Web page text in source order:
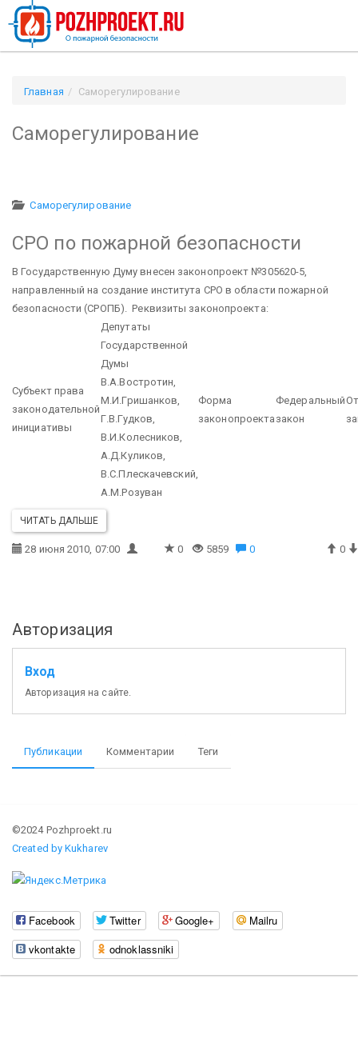
Главная Саморегулирование
Саморегулирование
Саморегулирование
СРО по пожарной безопасности
В Государственную Думу внесен законопроект №305620-5,
направленный на создание института СРО в области пожарной
безопасности (СРОПБ). Реквизиты законопроекта:
Субъект права
законодательной
инициативы
Депутаты
Государственной
Думы
В.А.Востротин,
М.И.Гришанков,
Г.В.Гудков,
В.И.Колесников,
А.Д.Куликов,
В.С.Плескачевский,
А.М.Розуван
Форма
законопроекта
Федеральный
закон
ЧИТАТЬ ДАЛЬШЕ
28 июня 2010, 07:00 0 5859 0 0
Авторизация
Вход
Авторизация на сайте.
Публикации Комментарии Теги
©2024 Pozhproekt.ru
Created by Kukharev
Facebook Twitter Google+
Mailru
vkontakte
odnoklassniki